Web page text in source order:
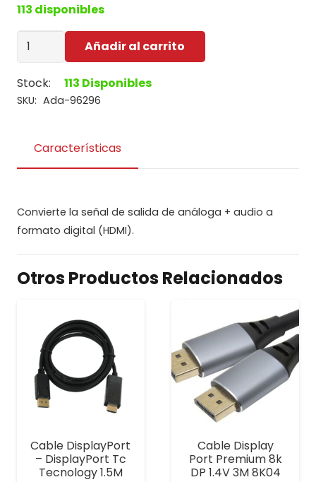
113 disponibles
Adaptador
Hdmi
cantidad
Añadir al carrito
Stock: 113 Disponibles
SKU: Ada-96296
Características
Convierte la señal de salida de análoga + audio a
formato digital (HDMI).
Otros Productos Relacionados
Cable DisplayPort
– DisplayPort Tc
Tecnology 1.5M
Cable Display
Port Premium 8k
DP 1.4V 3M 8K04